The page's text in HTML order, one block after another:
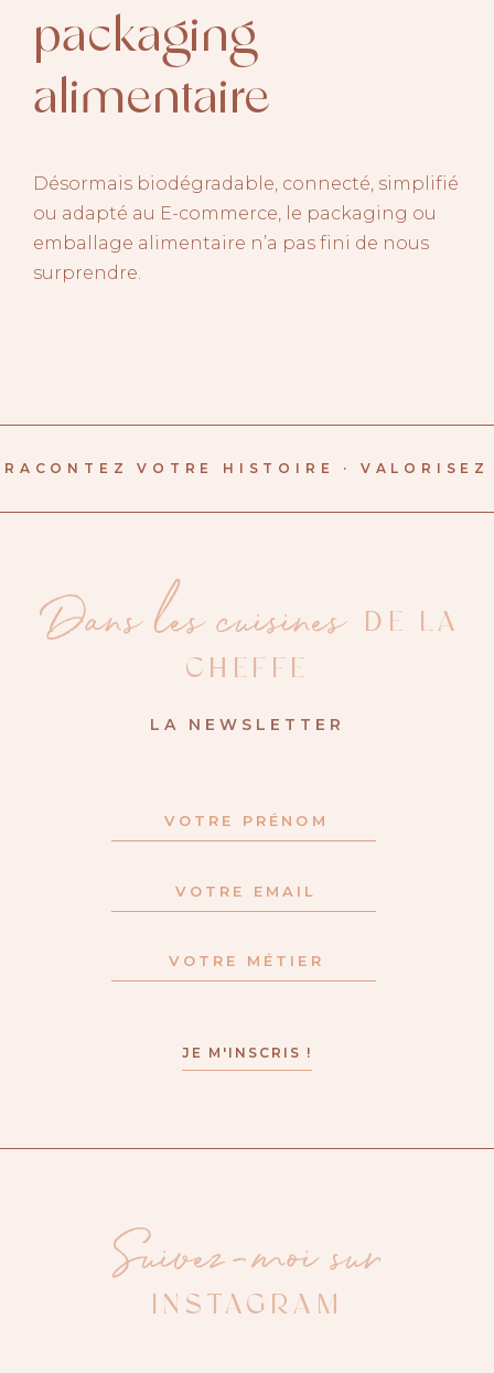
packaging
alimentaire
Désormais biodégradable, connecté, simplifié
ou adapté au E-commerce, le packaging ou
emballage alimentaire n’a pas fini de nous
surprendre.
RACONTEZ VOTRE HISTOIRE ·
Dans les cuisines
DE LA
CHEFFE
LA NEWSLETTER
Suivez-moi sur
INSTAGRAM